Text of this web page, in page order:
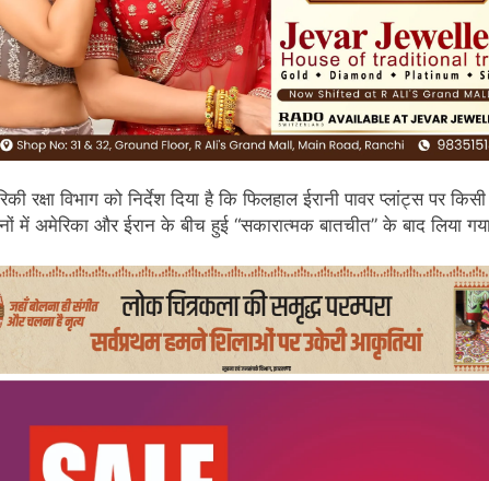
रक्षा विभाग को निर्देश दिया है कि फिलहाल ईरानी पावर प्लांट्स पर किसी
में अमेरिका और ईरान के बीच हुई “सकारात्मक बातचीत” के बाद लिया